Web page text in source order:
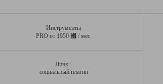
Инструменты
PRO от 1950 ⃏ / мес.
Линк+
социальный плагин